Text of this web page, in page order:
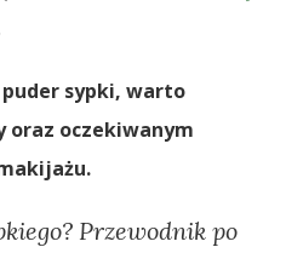
sypki, warto
oraz oczekiwanym
Przewodnik po